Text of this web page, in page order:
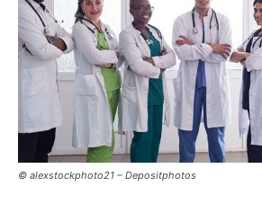
© alexstockphoto21 – Depositphotos